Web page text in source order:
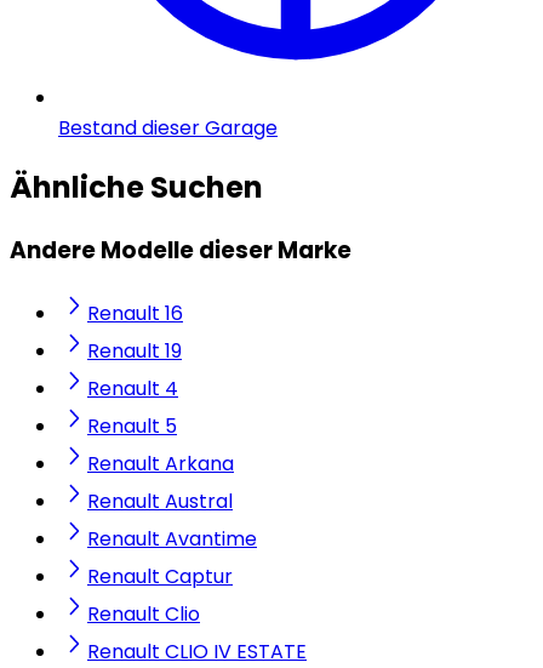
Bestand dieser Garage
Ähnliche Suchen
Andere Modelle dieser Marke
Renault 16
Renault 19
Renault 4
Renault 5
Renault Arkana
Renault Austral
Renault Avantime
Renault Captur
Renault Clio
Renault CLIO IV ESTATE